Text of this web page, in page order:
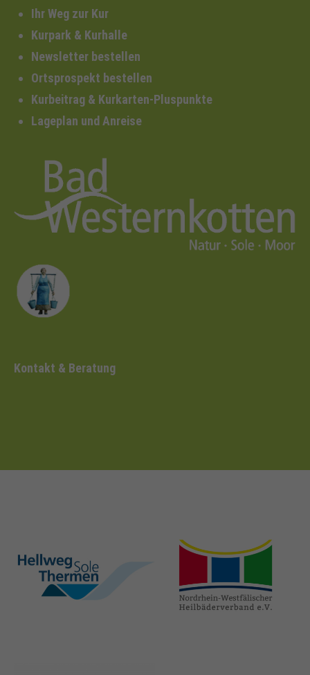
Ihr Weg zur Kur
Kurpark & Kurhalle
Newsletter bestellen
Ortsprospekt bestellen
Kurbeitrag & Kurkarten-Pluspunkte
Lageplan und Anreise
Kontakt & Beratung
hellweg-sole-
thermen.de
heilbaeder.de